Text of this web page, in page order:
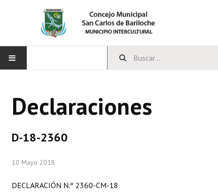
CONCEJO
Comisiones Permanentes
Comisiones Especiales
Declaraciones
D-18-2360
10 Mayo 2018
DECLARACIÓN N.º 2360-CM-18